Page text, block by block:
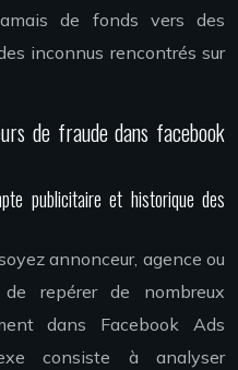
de fonds vers des
inconnus rencontrés sur
de fraude dans facebook
publicitaire et historique des
annonceur, agence ou
repérer de nombreux
dans Facebook Ads
consiste à analyser